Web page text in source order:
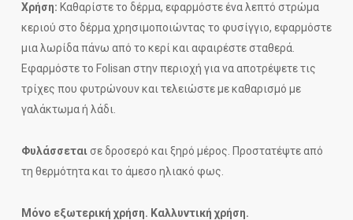
Χρήση: Καθαρίστε το δέρμα, εφαρμόστε ένα λεπτό στρώμα
κεριού στο δέρμα χρησιμοποιώντας το φυσίγγιο, εφαρμόστε
μια λωρίδα πάνω από το κερί και αφαιρέστε σταθερά.
Εφαρμόστε το Folisan στην περιοχή για να αποτρέψετε τις
τρίχες που φυτρώνουν και τελειώστε με καθαρισμό με
γαλάκτωμα ή λάδι.
Φυλάσσεταισε δροσερό και ξηρό μέρος. Προστατέψτε από
τη θερμότητα και το άμεσο ηλιακό φως.
Μόνο εξωτερική χρήση. Καλλυντική χρήση.